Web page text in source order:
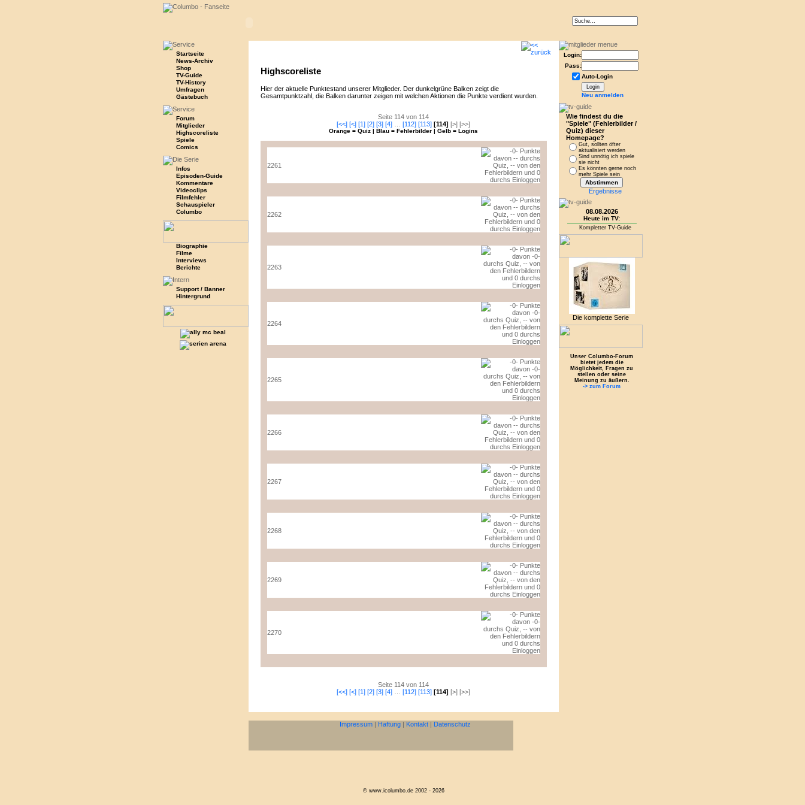
Startseite
News-Archiv
Shop
TV-Guide
TV-History
Umfragen
Gästebuch
Forum
Mitglieder
Highscoreliste
Spiele
Comics
Infos
Episoden-Guide
Kommentare
Videoclips
Filmfehler
Schauspieler
Columbo
Biographie
Filme
Interviews
Berichte
Support / Banner
Hintergrund
Login:
Pass:
Auto-Login
Neu anmelden
Wie findest du die
"Spiele" (Fehlerbilder /
Quiz) dieser
Homepage?
Gut, sollten öfter
aktualisiert werden
Sind unnötig ich spiele
sie nicht
Es könnten gerne noch
mehr Spiele sein
Ergebnisse
08.08.2026
Heute im TV:
Kompletter TV-Guide
Die komplette Serie
Unser Columbo-Forum
bietet jedem die
Möglichkeit, Fragen zu
stellen oder seine
Meinung zu äußern.
-> zum Forum
Highscoreliste
Hier der aktuelle Punktestand unserer Mitglieder. Der dunkelgrüne Balken zeigt die
Gesamtpunktzahl, die Balken darunter zeigen mit welchen Aktionen die Punkte verdient wurden.
Seite 114 von 114
[<<] [<] [1] [2] [3] [4] [112] [113] [114] [>] [>>]
Orange = Quiz | Blau = Fehlerbilder | Gelb = Logins
2261
2262
2263
2264
2265
2266
2267
2268
2269
2270
Seite 114 von 114
[<<] [<] [1] [2] [3] [4] [112] [113] [114] [>] [>>]
Impressum | Haftung | Kontakt | Datenschutz
© www.icolumbo.de 2002 - 2026